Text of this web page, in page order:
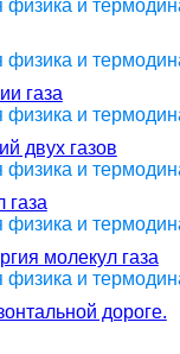
физика и
физика и
газа
физика и
двух газов
физика и
газа
физика и
молекул газа
физика и
дороге.